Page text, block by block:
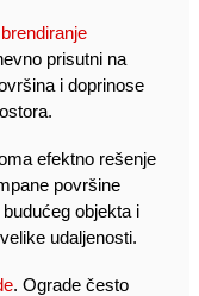
brendiranje
prisutni na
i doprinose
efektno rešenje
površine
objekta i
udaljenosti.
. Ograde često